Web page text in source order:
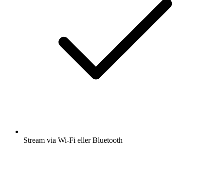
Stream via Wi-Fi eller Bluetooth